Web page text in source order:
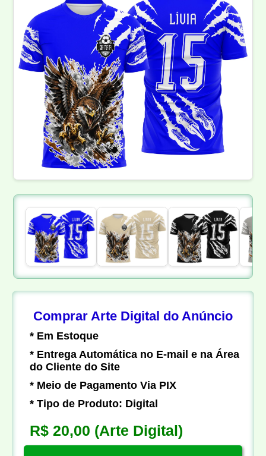
Comprar Arte Digital do Anúncio
* Em Estoque
* Entrega Automática no E-mail e na Área
do Cliente do Site
* Meio de Pagamento Via PIX
* Tipo de Produto: Digital
R$ 20,00 (Arte Digital)